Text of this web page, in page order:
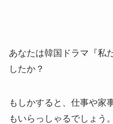
あなたは韓国ドラマ『私
したか？
もしかすると、仕事や家
もいらっしゃるでしょう。